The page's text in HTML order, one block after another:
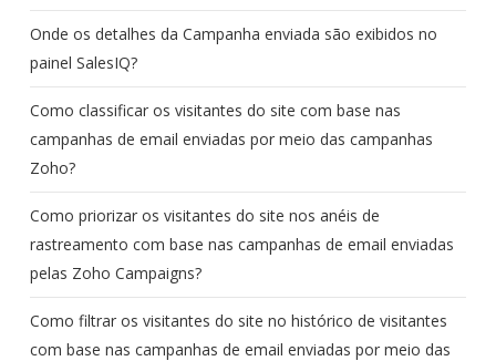
Onde os detalhes da Campanha enviada são exibidos no
painel SalesIQ?
Como classificar os visitantes do site com base nas
campanhas de email enviadas por meio das campanhas
Zoho?
Como priorizar os visitantes do site nos anéis de
rastreamento com base nas campanhas de email enviadas
pelas Zoho Campaigns?
Como filtrar os visitantes do site no histórico de visitantes
com base nas campanhas de email enviadas por meio das